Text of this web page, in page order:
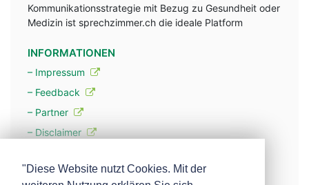
Kommunikationsstrategie mit Bezug zu Gesundheit oder
Medizin ist sprechzimmer.ch die ideale Platform
INFORMATIONEN
– Impressum
– Feedback
– Partner
– Disclaimer
"Diese Website nutzt Cookies. Mit der